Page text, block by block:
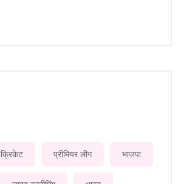
क्रिकेट प्रीमियर लीग भाजपा